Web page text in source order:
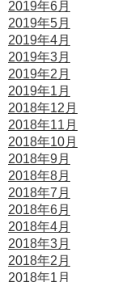
2019年6月
2019年5月
2019年4月
2019年3月
2019年2月
2019年1月
2018年12月
2018年11月
2018年10月
2018年9月
2018年8月
2018年7月
2018年6月
2018年4月
2018年3月
2018年2月
2018年1月